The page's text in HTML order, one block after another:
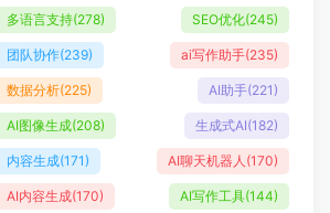
多语言支持(278) SEO优化(245)
团队协作(239) ai写作助手(235)
数据分析(225) AI助手(221)
AI图像生成(208) 生成式AI(182)
内容生成(171) AI聊天机器人 (170)
AI内容生成(170) AI写作工具(144)